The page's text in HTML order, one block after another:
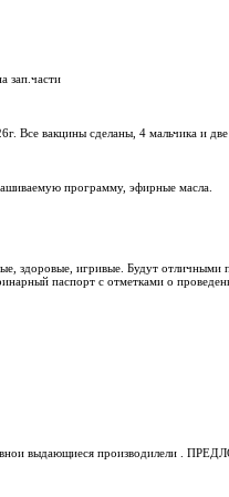
зап.части
Все вакцины сделаны, 4 мальчика и
программу, эфирные масла.
здоровые, игривые. Будут отличными
паспорт с отметками о
выдающиеся производилели